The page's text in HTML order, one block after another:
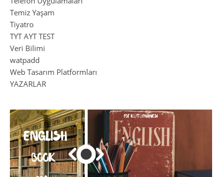
Temiz Yaşam
Tiyatro
TYT AYT TEST
Veri Bilimi
watpadd
Web Tasarım Platformları
YAZARLAR